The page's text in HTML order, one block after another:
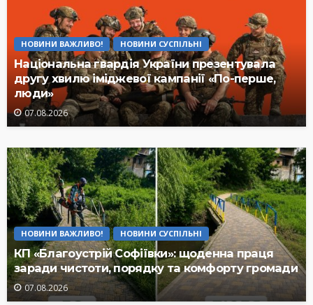
НОВИНИ ВАЖЛИВО! НОВИНИ СУСПІЛЬНІ
Національна гвардія України презентувала
другу хвилю іміджевої кампанії «По-перше,
люди»
07.08.2026
НОВИНИ ВАЖЛИВО! НОВИНИ СУСПІЛЬНІ
КП «Благоустрій Софіївки»: щоденна праця
заради чистоти, порядку та комфорту громади
07.08.2026